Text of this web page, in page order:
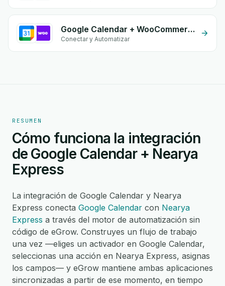
Google Calendar + WooCommerce
Conectar y Automatizar
RESUMEN
Cómo funciona la integración
de Google Calendar + Nearya
Express
La integración de Google Calendar y Nearya
Express conecta Google Calendar con Nearya
Express a través del motor de automatización sin
código de eGrow. Construyes un flujo de trabajo
una vez —eliges un activador en Google Calendar,
seleccionas una acción en Nearya Express, asignas
los campos— y eGrow mantiene ambas aplicaciones
sincronizadas a partir de ese momento, en tiempo